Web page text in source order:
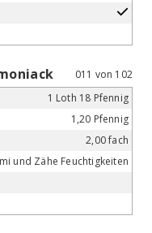
011 von 102
1 Loth 18 Pfennig
1,20 Pfennig
2,00 fach
und Zähe Feuchtigkeiten